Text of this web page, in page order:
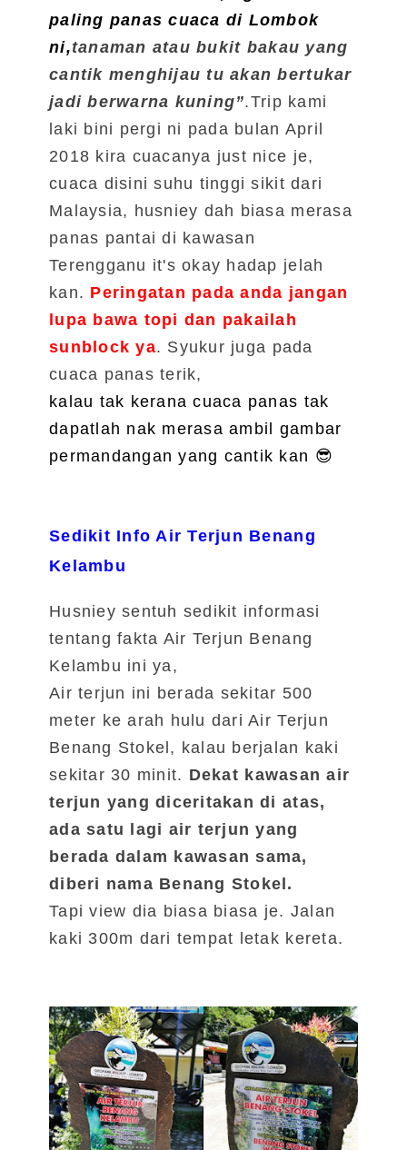
paling panas cuaca di Lombok
ni,tanaman atau bukit bakau yang
cantik menghijau tu akan bertukar
jadi berwarna kuning”.Trip kami
laki bini pergi ni pada bulan April
2018 kira cuacanya just nice je,
cuaca disini suhu tinggi sikit dari
Malaysia, husniey dah biasa merasa
panas pantai di kawasan
Terengganu it's okay hadap jelah
kan. Peringatan pada anda jangan
lupa bawa topi dan pakailah
sunblock ya. Syukur juga pada
cuaca panas terik,
kalau tak kerana cuaca panas tak
dapatlah nak merasa ambil gambar
permandangan yang cantik kan 😎
Sedikit Info Air Terjun Benang
Kelambu
Husniey sentuh sedikit informasi
tentang fakta Air Terjun Benang
Kelambu ini ya,
Air terjun ini berada sekitar 500
meter ke arah hulu dari Air Terjun
Benang Stokel, kalau berjalan kaki
sekitar 30 minit. Dekat kawasan air
terjun yang diceritakan di atas,
ada satu lagi air terjun yang
berada dalam kawasan sama,
diberi nama Benang Stokel.
Tapi view dia biasa biasa je. Jalan
kaki 300m dari tempat letak kereta.